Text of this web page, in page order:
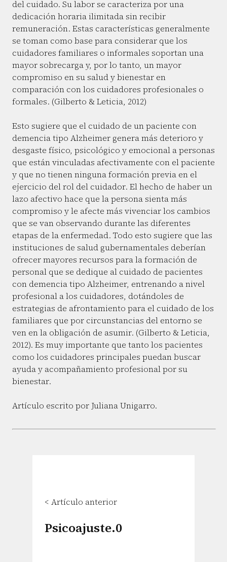
del cuidado. Su labor se caracteriza por una
dedicación horaria ilimitada sin recibir
remuneración. Estas características generalmente
se toman como base para considerar que los
cuidadores familiares o informales soportan una
mayor sobrecarga y, por lo tanto, un mayor
compromiso en su salud y bienestar en
comparación con los cuidadores profesionales o
formales. (Gilberto & Leticia, 2012)
Esto sugiere que el cuidado de un paciente con
demencia tipo Alzheimer genera más deterioro y
desgaste físico, psicológico y emocional a personas
que están vinculadas afectivamente con el paciente
y que no tienen ninguna formación previa en el
ejercicio del rol del cuidador. El hecho de haber un
lazo afectivo hace que la persona sienta más
compromiso y le afecte más vivenciar los cambios
que se van observando durante las diferentes
etapas de la enfermedad. Todo esto sugiere que las
instituciones de salud gubernamentales deberían
ofrecer mayores recursos para la formación de
personal que se dedique al cuidado de pacientes
con demencia tipo Alzheimer, entrenando a nivel
profesional a los cuidadores, dotándoles de
estrategias de afrontamiento para el cuidado de los
familiares que por circunstancias del entorno se
ven en la obligación de asumir. (Gilberto & Leticia,
2012). Es muy importante que tanto los pacientes
como los cuidadores principales puedan buscar
ayuda y acompañamiento profesional por su
bienestar.
Artículo escrito por Juliana Unigarro.
< Artículo anterior
Psicoajuste.0